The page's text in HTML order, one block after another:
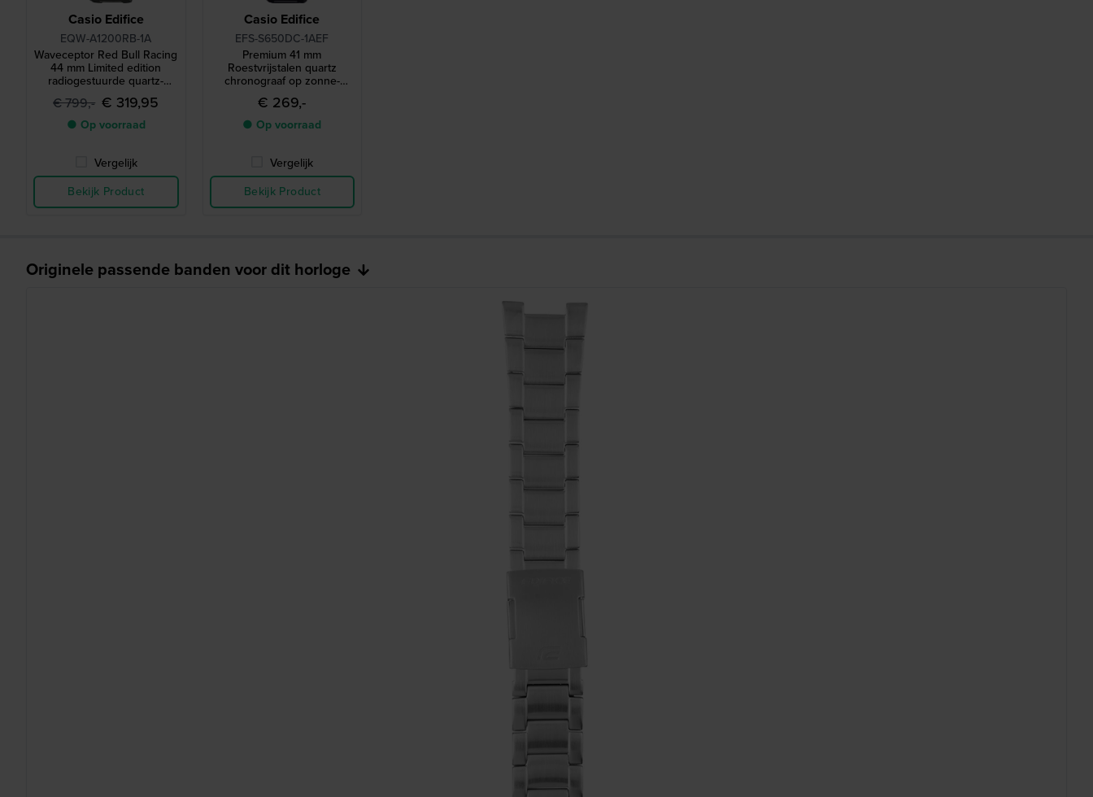
Casio Edifice
EQW-A1200RB-1A
Waveceptor Red Bull Racing
44 mm Limited edition
radiogestuurde quartz-
chronograaf op zonne-
energie met kompas en
wereldtijd
€ 799,- € 319,95
● Op voorraad
Vergelijk
Bekijk Product
Casio Edifice
EFS-S650DC-1AEF
Premium 41 mm
Roestvrijstalen quartz
chronograaf op zonne-
energie met keramische
lunette
€ 269,-
● Op voorraad
Vergelijk
Bekijk Product
Originele passende banden voor dit horloge